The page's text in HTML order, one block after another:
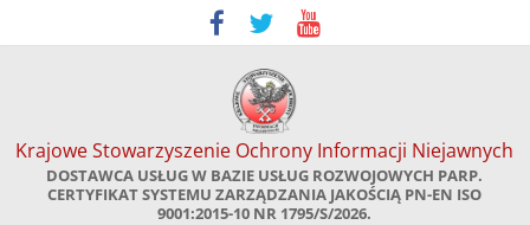
to
Krajowe Stowarzyszenie Ochrony Informacji Niejawnych
DOSTAWCA USŁUG W BAZIE USŁUG ROZWOJOWYCH PARP.
CERTYFIKAT SYSTEMU ZARZĄDZANIA JAKOŚCIĄ PN-EN ISO
9001:2015-10 NR 1795/S/2026.